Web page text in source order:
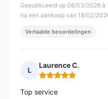
Gepubliceerd op 06/03/2026 à
na een aankoop van 18/02/
Vertaalde beoordelingen
L
Laurence C.
Opmerking: 5 van 5
Top service